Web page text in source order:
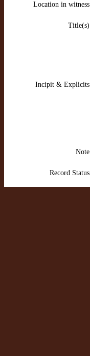
Location in witness
Title(s)
Incipit & Explicits
Note
Record Status